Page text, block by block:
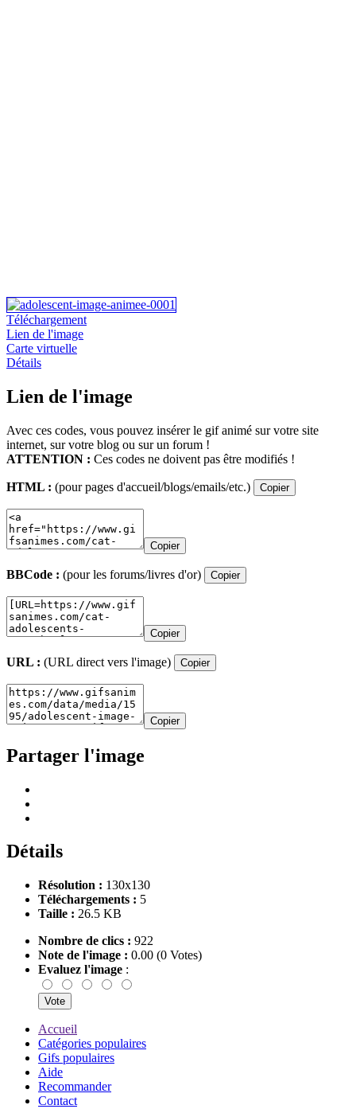
Téléchargement
Lien de l'image
Carte virtuelle
Détails
Lien de l'image
Avec ces codes, vous pouvez insérer le gif animé sur votre site
internet, sur votre blog ou sur un forum !
ATTENTION : Ces codes ne doivent pas être modifiés !
HTML : (pour pages d'accueil/blogs/emails/etc.) Copier
Copier
BBCode : (pour les forums/livres d'or) Copier
Copier
URL : (URL direct vers l'image) Copier
Copier
Partager l'image
Détails
Résolution : 130x130
Téléchargements : 5
Taille : 26.5 KB
Nombre de clics : 922
Note de l'image : 0.00 (0 Votes)
Evaluez l'image :
Accueil
Catégories populaires
Gifs populaires
Aide
Recommander
Contact